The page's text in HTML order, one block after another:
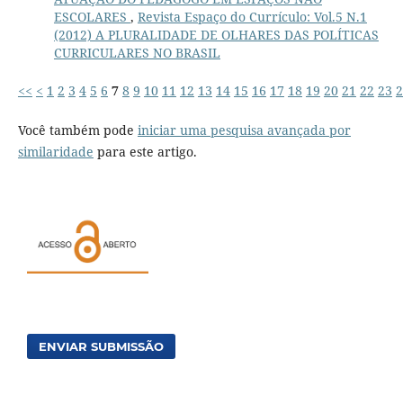
ESCOLARES , Revista Espaço do Currículo: Vol.5 N.1
(2012) A PLURALIDADE DE OLHARES DAS POLÍTICAS
CURRICULARES NO BRASIL
<< < 1 2 3 4 5 6 7 8 9 10 11 12 13 14 15 16 17 18 19 20 21 22 23
Você também pode iniciar uma pesquisa avançada por
similaridade para este artigo.
ENVIAR SUBMISSÃO